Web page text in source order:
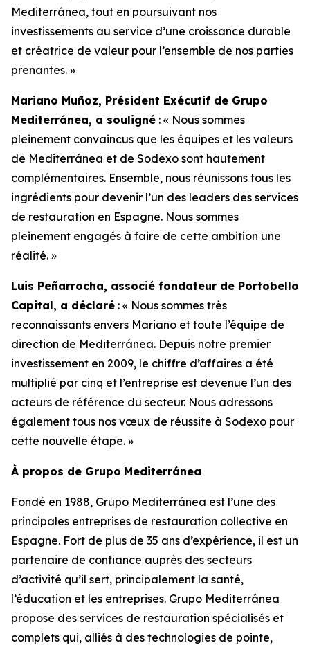
Mediterránea, tout en poursuivant nos
investissements au service d’une croissance durable
et créatrice de valeur pour l’ensemble de nos parties
prenantes. »
Mariano Muñoz, Président Exécutif de Grupo
Mediterránea, a souligné : « Nous sommes
pleinement convaincus que les équipes et les valeurs
de Mediterránea et de Sodexo sont hautement
complémentaires. Ensemble, nous réunissons tous les
ingrédients pour devenir l’un des leaders des services
de restauration en Espagne. Nous sommes
pleinement engagés à faire de cette ambition une
réalité. »
Luis Peñarrocha, associé fondateur de Portobello
Capital, a déclaré : « Nous sommes très
reconnaissants envers Mariano et toute l’équipe de
direction de Mediterránea. Depuis notre premier
investissement en 2009, le chiffre d’affaires a été
multiplié par cinq et l’entreprise est devenue l’un des
acteurs de référence du secteur. Nous adressons
également tous nos vœux de réussite à Sodexo pour
cette nouvelle étape. »
À propos de Grupo Mediterránea
Fondé en 1988, Grupo Mediterránea est l’une des
principales entreprises de restauration collective en
Espagne. Fort de plus de 35 ans d’expérience, il est un
partenaire de confiance auprès des secteurs
d’activité qu’il sert, principalement la santé,
l’éducation et les entreprises. Grupo Mediterránea
propose des services de restauration spécialisés et
complets qui, alliés à des technologies de pointe,